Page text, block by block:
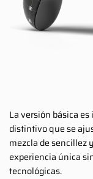
La versión básica
distintivo que se
mezcla de sencillez
experiencia única
tecnológicas.